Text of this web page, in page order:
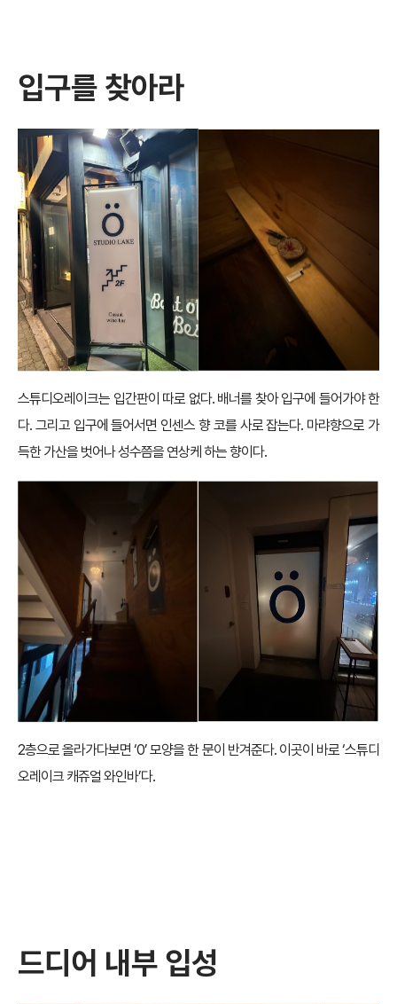
입구를 찾아라
스튜디오레이크는 입간판이 따로 없다. 배너를 찾아 입구에 들어가야 한
다. 그리고 입구에 들어서면 인센스 향 코를 사로 잡는다. 마랴향으로 가
득한 가산을 벗어나 성수쯤을 연상케 하는 향이다.
2층으로 올라가다보면 ‘0’ 모양을 한 문이 반겨준다. 이곳이 바로 ‘스튜디
오레이크 캐쥬얼 와인바’다.
드디어 내부 입성